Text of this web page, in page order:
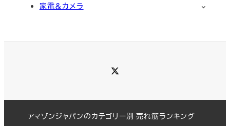
家電＆カメラ
アマゾンジャパンのカテゴリー別 売れ筋ランキング